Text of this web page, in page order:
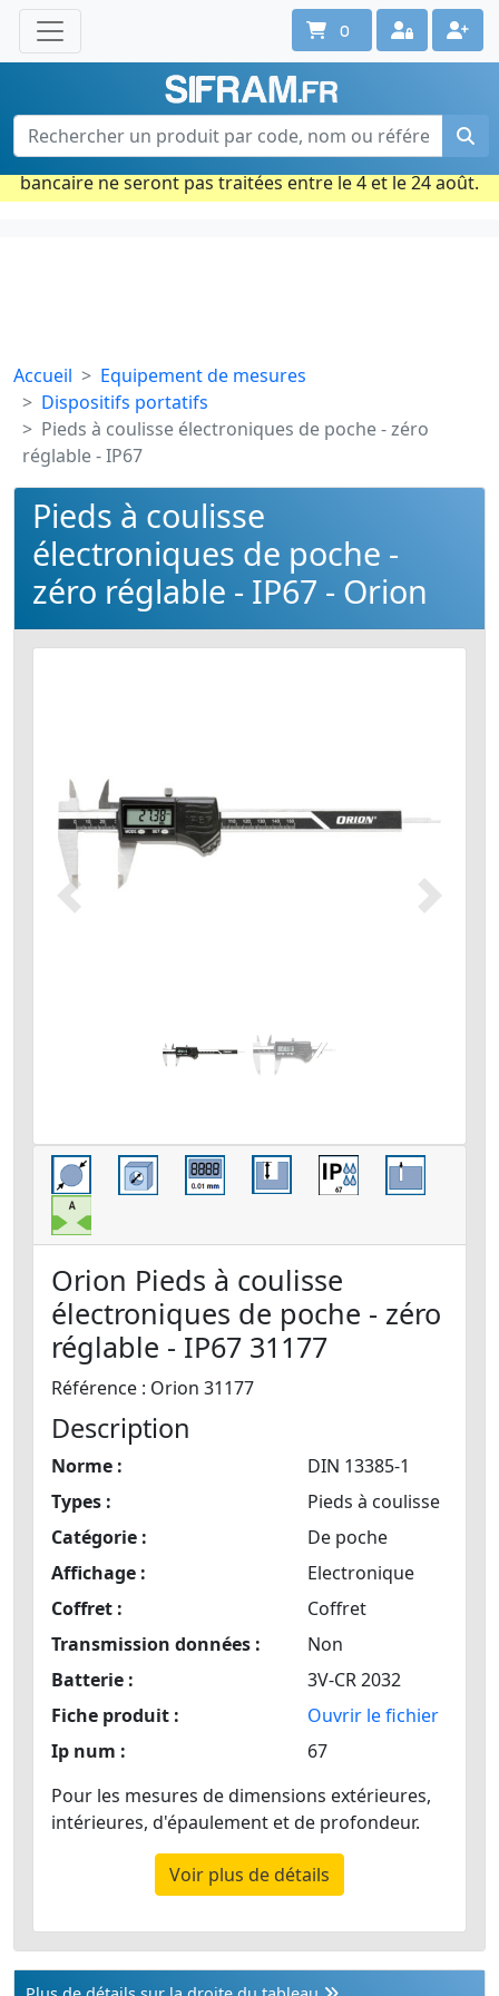
Une question ? Un conseil ?
Contactez-nous au 02 40 92 17 71
Ouvert du lun. au vend. de 08h à 18h
Période estivale : Les commandes prises par carte
bancaire ne seront pas traitées entre le 4 et le 24 août.
0
Accueil
Equipement de mesures
Dispositifs portatifs
Pieds à coulisse électroniques de poche - zéro
réglable - IP67
Pieds à coulisse
électroniques de poche -
zéro réglable - IP67 - Orion
Précédent Suivant
Orion Pieds à coulisse
électroniques de poche - zéro
réglable - IP67 31177
Référence : Orion 31177
Description
Norme :
DIN 13385-1
Types :
Pieds à coulisse
Catégorie :
De poche
Affichage :
Electronique
Coffret :
Coffret
Transmission données :
Non
Batterie :
3V-CR 2032
Fiche produit :
Ouvrir le fichier
Ip num :
67
Pour les mesures de dimensions extérieures,
intérieures, d'épaulement et de profondeur.
Voir plus de détails